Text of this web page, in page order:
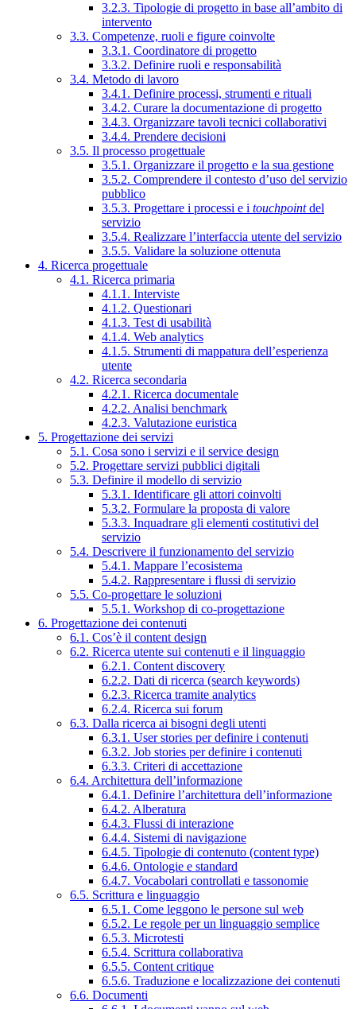
3.2.3. Tipologie di progetto in base all’ambito di
intervento
3.3. Competenze, ruoli e figure coinvolte
3.3.1. Coordinatore di progetto
3.3.2. Definire ruoli e responsabilità
3.4. Metodo di lavoro
3.4.1. Definire processi, strumenti e rituali
3.4.2. Curare la documentazione di progetto
3.4.3. Organizzare tavoli tecnici collaborativi
3.4.4. Prendere decisioni
3.5. Il processo progettuale
3.5.1. Organizzare il progetto e la sua gestione
3.5.2. Comprendere il contesto d’uso del servizio
pubblico
3.5.3. Progettare i processi e i touchpointdel
servizio
3.5.4. Realizzare l’interfaccia utente del servizio
3.5.5. Validare la soluzione ottenuta
4. Ricerca progettuale
4.1. Ricerca primaria
4.1.1. Interviste
4.1.2. Questionari
4.1.3. Test di usabilità
4.1.4. Web analytics
4.1.5. Strumenti di mappatura dell’esperienza
utente
4.2. Ricerca secondaria
4.2.1. Ricerca documentale
4.2.2. Analisi benchmark
4.2.3. Valutazione euristica
5. Progettazione dei servizi
5.1. Cosa sono i servizi e il service design
5.2. Progettare servizi pubblici digitali
5.3. Definire il modello di servizio
5.3.1. Identificare gli attori coinvolti
5.3.2. Formulare la proposta di valore
5.3.3. Inquadrare gli elementi costitutivi del
servizio
5.4. Descrivere il funzionamento del servizio
5.4.1. Mappare l’ecosistema
5.4.2. Rappresentare i flussi di servizio
5.5. Co-progettare le soluzioni
5.5.1. Workshop di co-progettazione
6. Progettazione dei contenuti
6.1. Cos’è il content design
6.2. Ricerca utente sui contenuti e il linguaggio
6.2.1. Content discovery
6.2.2. Dati di ricerca (search keywords)
6.2.3. Ricerca tramite analytics
6.2.4. Ricerca sui forum
6.3. Dalla ricerca ai bisogni degli utenti
6.3.1. User stories per definire i contenuti
6.3.2. Job stories per definire i contenuti
6.3.3. Criteri di accettazione
6.4. Architettura dell’informazione
6.4.1. Definire l’architettura dell’informazione
6.4.2. Alberatura
6.4.3. Flussi di interazione
6.4.4. Sistemi di navigazione
6.4.5. Tipologie di contenuto (content type)
6.4.6. Ontologie e standard
6.4.7. Vocabolari controllati e tassonomie
6.5. Scrittura e linguaggio
6.5.1. Come leggono le persone sul web
6.5.2. Le regole per un linguaggio semplice
6.5.3. Microtesti
6.5.4. Scrittura collaborativa
6.5.5. Content critique
6.5.6. Traduzione e localizzazione dei contenuti
6.6. Documenti